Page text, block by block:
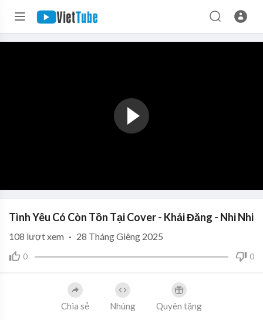
Tình Yêu Có Còn Tồn Tại Cover - Khải Đăng - Nhi Nhi
0 0
108 lượt xem · 28 Tháng Giêng 2025
Chia sẻ Nhúng Quyên tặng